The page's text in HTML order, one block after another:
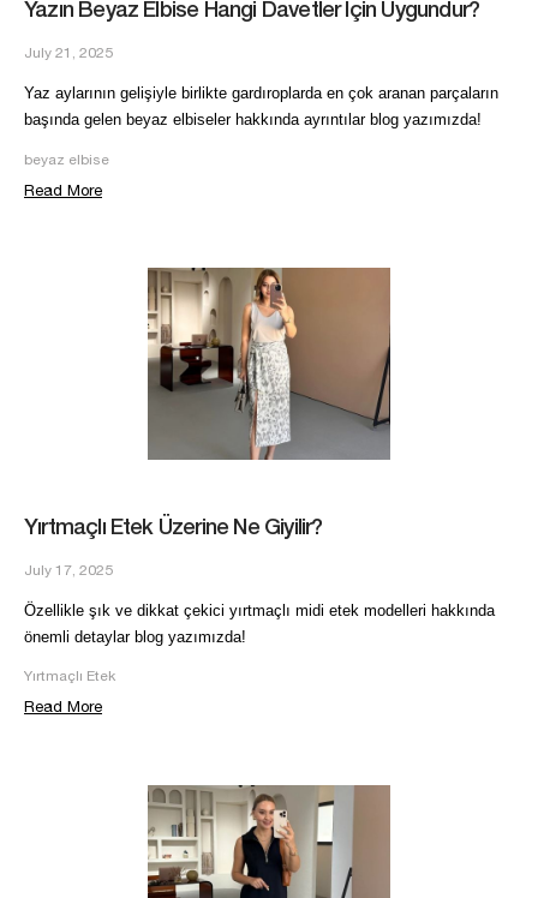
Yazın Beyaz Elbise Hangi Davetler İçin Uygundur?
July 21, 2025
Yaz aylarının gelişiyle birlikte gardıroplarda en çok aranan parçaların
başında gelen beyaz elbiseler hakkında ayrıntılar blog yazımızda!
beyaz elbise
Read More
Yırtmaçlı Etek Üzerine Ne Giyilir?
July 17, 2025
Özellikle şık ve dikkat çekici yırtmaçlı midi etek modelleri hakkında
önemli detaylar blog yazımızda!
Yırtmaçlı Etek
Read More